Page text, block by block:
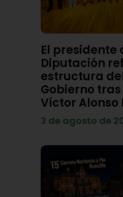
El presidente
Diputación
estructura
Gobierno
Víctor Alonso
3 de agosto de